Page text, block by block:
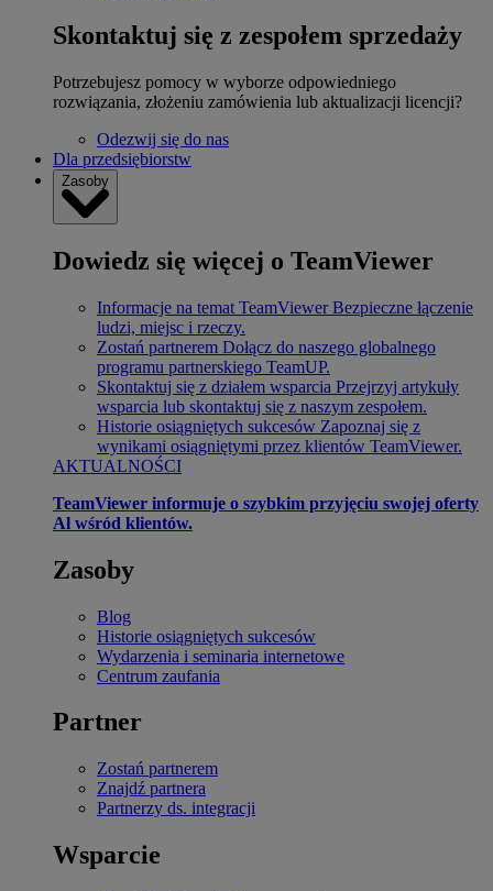
Skontaktuj się z zespołem sprzedaży
Potrzebujesz pomocy w wyborze odpowiedniego
rozwiązania, złożeniu zamówienia lub aktualizacji licencji?
Odezwij się do nas
Dla przedsiębiorstw
Zasoby
Dowiedz się więcej o TeamViewer
Informacje na temat TeamViewer Bezpieczne łączenie
ludzi, miejsc i rzeczy.
Zostań partnerem Dołącz do naszego globalnego
programu partnerskiego TeamUP.
Skontaktuj się z działem wsparcia Przejrzyj artykuły
wsparcia lub skontaktuj się z naszym zespołem.
Historie osiągniętych sukcesów Zapoznaj się z
wynikami osiągniętymi przez klientów TeamViewer.
AKTUALNOŚCI
TeamViewer informuje o szybkim przyjęciu swojej oferty
Al wśród klientów.
Zasoby
Blog
Historie osiągniętych sukcesów
Wydarzenia i seminaria internetowe
Centrum zaufania
Partner
Zostań partnerem
Znajdź partnera
Partnerzy ds. integracji
Wsparcie